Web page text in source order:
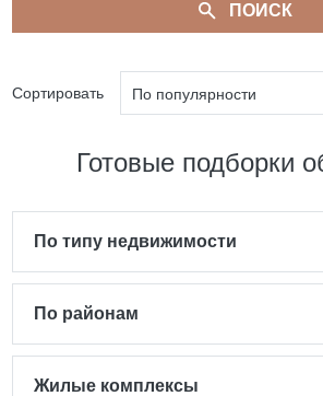
ПОИСК
Сортировать По популярности
Готовые подборки
По типу недвижимости
По районам
Жилые комплексы